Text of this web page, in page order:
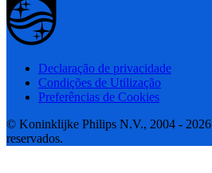
Declaração de privacidade
Condições de Utilização
Preferências de Cookies
© Koninklijke Philips N.V., 2004 -
reservados.